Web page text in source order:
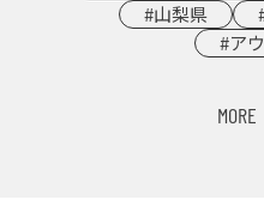
#山梨県
#ア
MORE